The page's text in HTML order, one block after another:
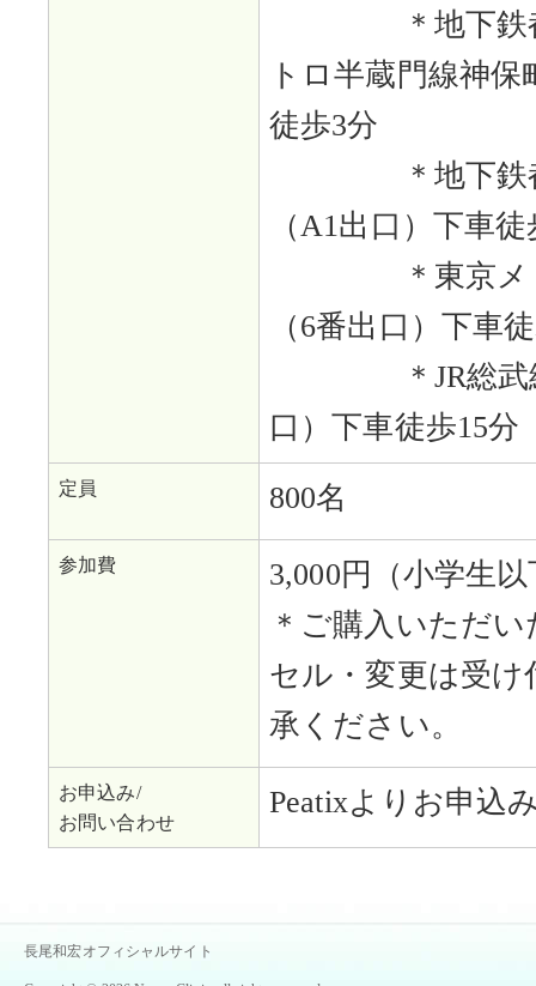
＊地下鉄都
トロ半蔵門線神
徒歩3分
＊地下鉄都
（A1出口）下車
＊東京メト
（6番出口）下車
＊JR総武線
口）下車徒歩15分
定員 800名
参加費
3,000円（小学生
＊ご購入いただ
セル・変更は受
承ください。
お申込み/
お問い合わせ
Peatixよりお申込
長尾和宏オフィシャルサイト